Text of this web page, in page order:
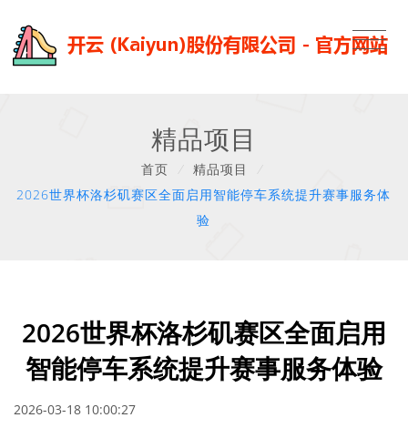
精品项目
首页 精品项目
2026世界杯洛杉矶赛区全面启用智能停车系统提升赛事服务体
验
2026世界杯洛杉矶赛区全面启用
智能停车系统提升赛事服务体验
2026-03-18 10:00:27